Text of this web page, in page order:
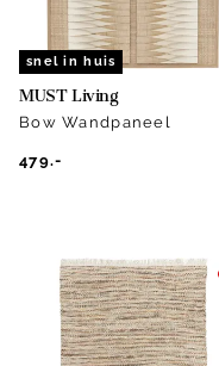
snel in huis
MUST Living
Bow Wandpaneel
479.-